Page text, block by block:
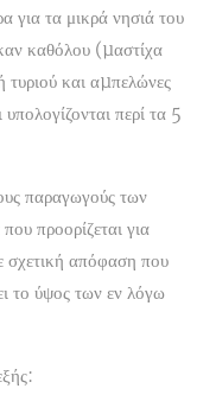
για τα μικρά νησιά του
καθόλου (µαστίχα
και αµπελώνες
περί τα 5
παραγωγούς των
προορίζεται για
σχετική απόφαση που
το ύψος των εν λόγω